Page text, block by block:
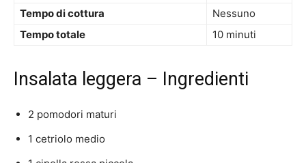
Tempo di cottura
Nessuno
Tempo totale
10 minuti
Insalata leggera – Ingredienti
2 pomodori maturi
1 cetriolo medio